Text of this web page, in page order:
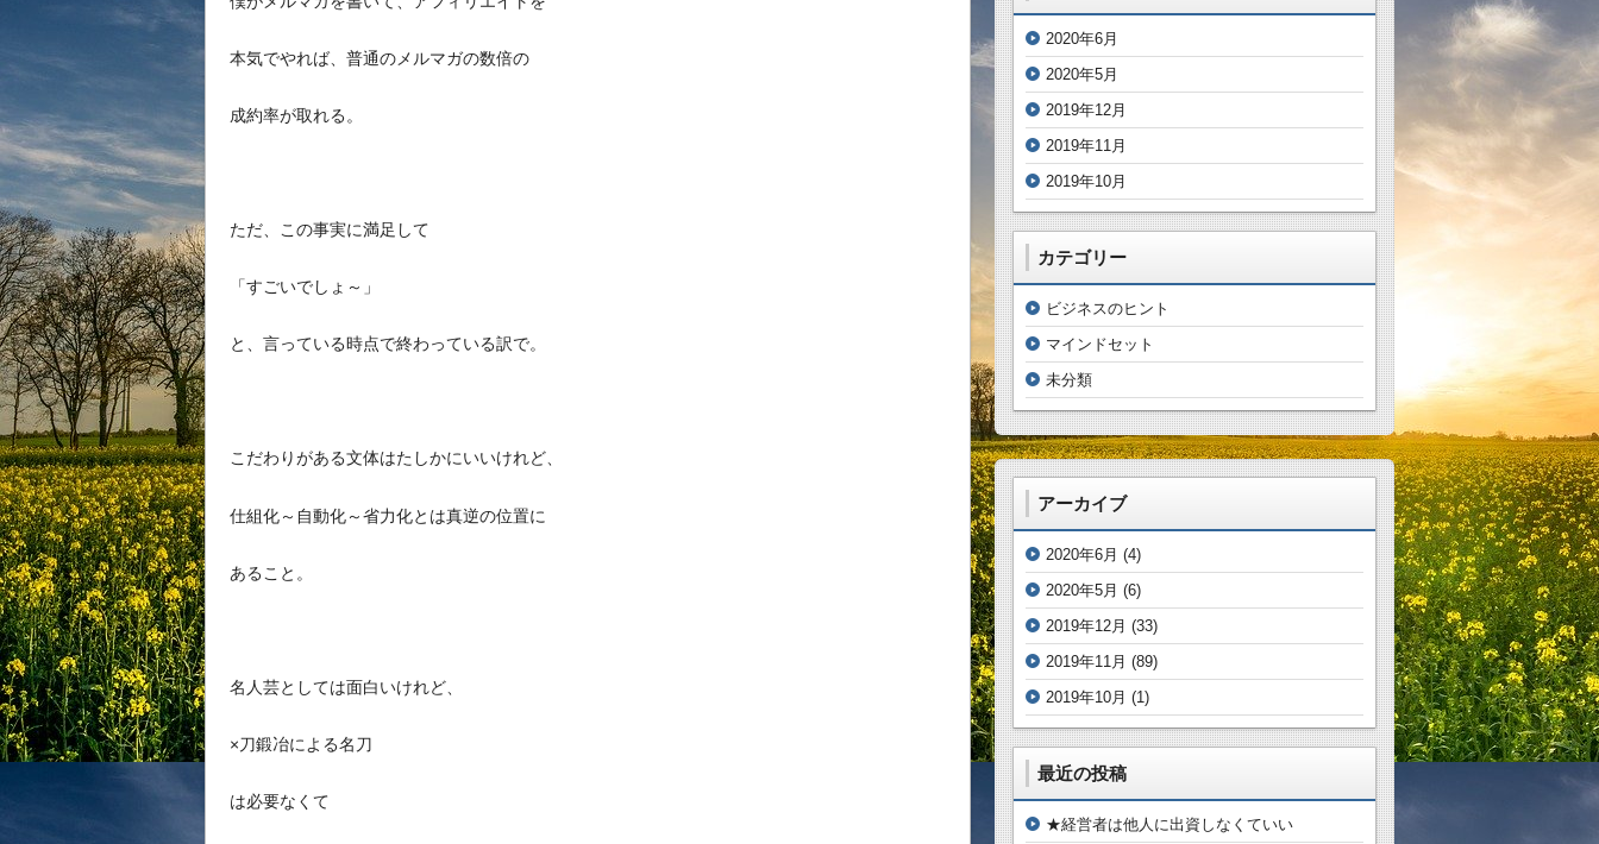
本気でやれば、普通のメルマガの数倍の
成約率が取れる。
ただ、この事実に満足して
「すごいでしょ～」
と、言っている時点で終わっている訳で。
こだわりがある文体はたしかにいいけれど、
仕組化～自動化～省力化とは真逆の位置に
あること。
名人芸としては面白いけれど、
×刀鍛冶による名刀
は必要なくて
2020年6月
2020年5月
2019年12月
2019年11月
2019年10月
カテゴリー
ビジネスのヒント
マインドセット
未分類
アーカイブ
2020年6月 (4)
2020年5月 (6)
2019年12月 (33)
2019年11月 (89)
2019年10月 (1)
最近の投稿
★経営者は他人に出資しなくていい